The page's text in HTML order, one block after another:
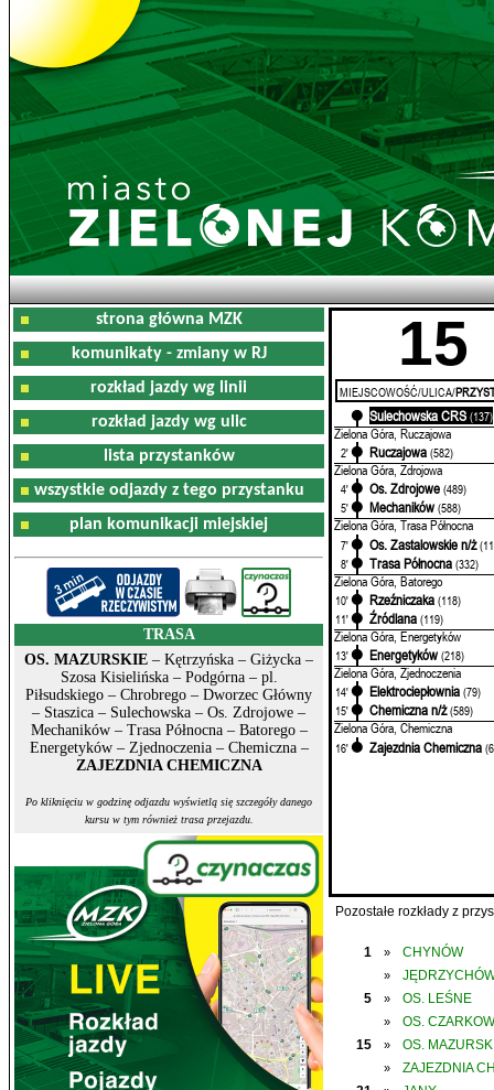
strona główna MZK
komunikaty - zmiany w RJ
rozkład jazdy wg linii
rozkład jazdy wg ulic
lista przystanków
wszystkie odjazdy z tego przystanku
plan komunikacji miejskiej
TRASA
OS. MAZURSKIE – Kętrzyńska – Giżycka –
Szosa Kisielińska – Podgórna – pl.
Piłsudskiego – Chrobrego – Dworzec Główny
– Staszica – Sulechowska – Os. Zdrojowe –
Mechaników – Trasa Północna – Batorego –
Energetyków – Zjednoczenia – Chemiczna –
ZAJEZDNIA CHEMICZNA
Po kliknięciu w godzinę odjazdu wyświetlą się szczegóły danego
kursu w tym również trasa przejazdu.
15
MIEJSCOWOŚĆ/ULICA/
Sulechowska CRS (137)
Zielona Góra, Ruczajowa
2' Ruczajowa (582)
Zielona Góra, Zdrojowa
4' Os. Zdrojowe (489)
5'
Mechaników (588)
Zielona Góra, Trasa Północna
7' Os. Zastalowskie n/ż
8'
Trasa Północna (332)
Zielona Góra, Batorego
10' Rzeźniczaka (118)
11'
Źródlana (119)
Zielona Góra, Energetyków
13' Energetyków (218)
Zielona Góra, Zjednoczenia
14' Elektrociepłownia (79)
15'
Chemiczna n/ż (589)
Zielona Góra, Chemiczna
16' Zajezdnia Chemiczna
Pozostałe rozkłady z
1 » CHYNÓW
»
5
» OS. LEŚNE
»
OS.
15
» OS.
»
ZAJEZDNIA